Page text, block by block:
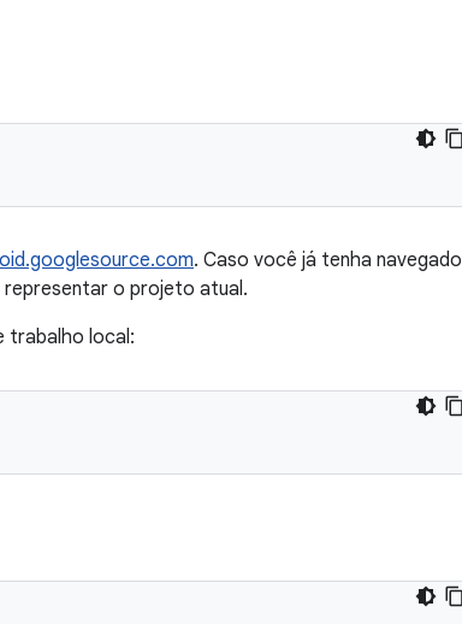
. Caso você já tenha navegado
o projeto atual.
trabalho local: